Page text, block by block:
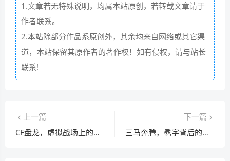
1.文章若无特殊说明，均属本站原创，若转载文章请于
作者联系。
2.本站除部分作品系原创外，其余均来自网络或其它渠
道，本站保留其原作者的著作权！如有侵权，请与站长
联系!
上一篇
CF盘龙，虚拟战场上的东方图腾与战术革新
下一篇
三马奔腾，骉字背后的华夏文化密码